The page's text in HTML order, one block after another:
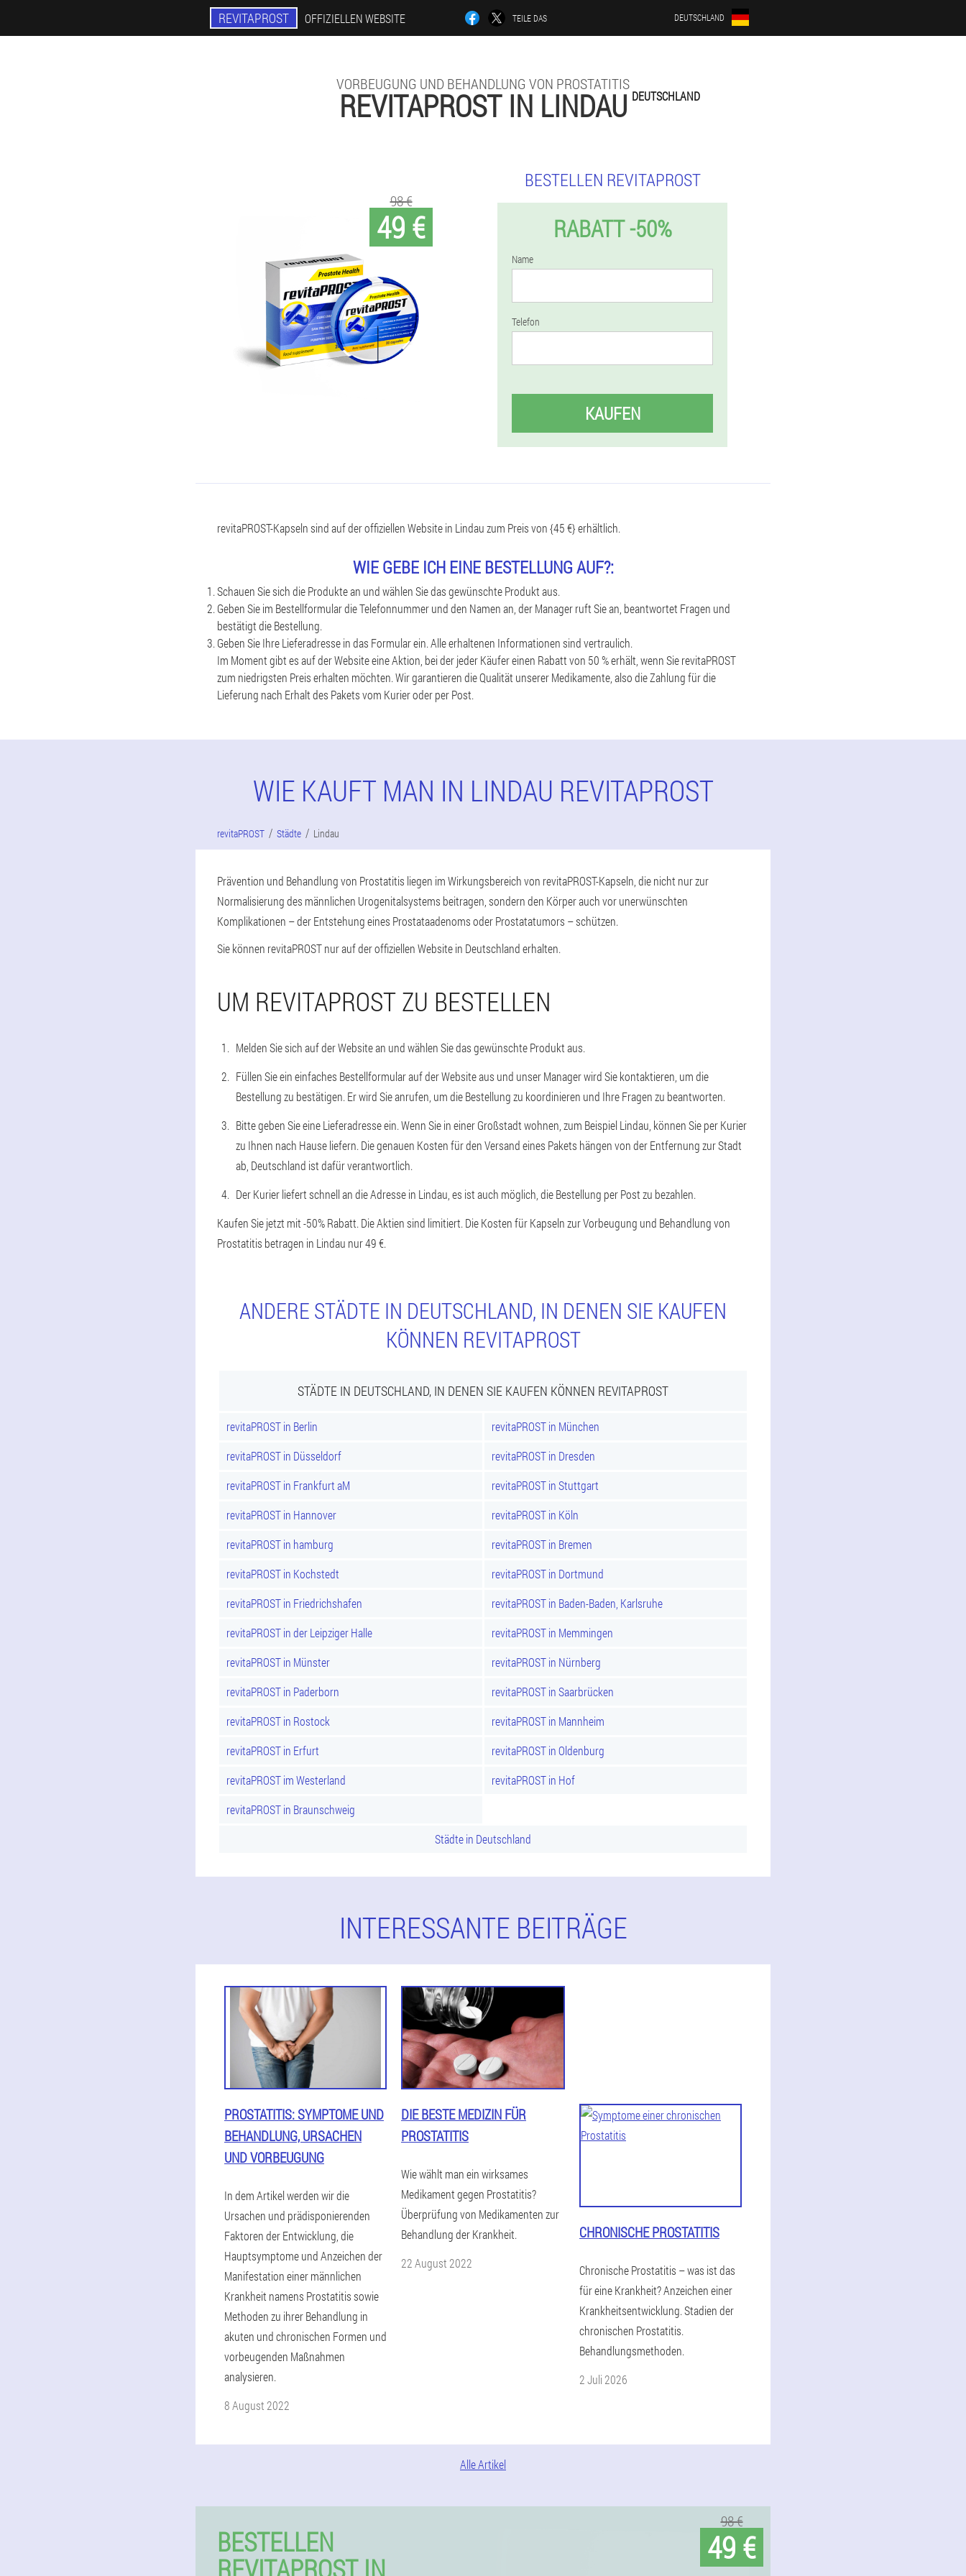
REVITAPROST OFFIZIELLEN WEBSITE TEILE DAS DEUTSCHLAND
VORBEUGUNG UND BEHANDLUNG VON PROSTATITIS
REVITAPROST IN LINDAU DEUTSCHLAND
49 €
98 €
BESTELLEN REVITAPROST
RABATT -50%
Name
Telefon
KAUFEN
revitaPROST-Kapseln sind auf der offiziellen Website in Lindau zum Preis von {45 €} erhältlich.
WIE GEBE ICH EINE BESTELLUNG AUF?:
Schauen Sie sich die Produkte an und wählen Sie das gewünschte Produkt aus.
Geben Sie im Bestellformular die Telefonnummer und den Namen an, der Manager ruft Sie an, beantwortet Fragen und
bestätigt die Bestellung.
Geben Sie Ihre Lieferadresse in das Formular ein. Alle erhaltenen Informationen sind vertraulich.
Im Moment gibt es auf der Website eine Aktion, bei der jeder Käufer einen Rabatt von 50 % erhält, wenn Sie revitaPROST
zum niedrigsten Preis erhalten möchten. Wir garantieren die Qualität unserer Medikamente, also die Zahlung für die
Lieferung nach Erhalt des Pakets vom Kurier oder per Post.
WIE KAUFT MAN IN LINDAU REVITAPROST
revitaPROST Städte Lindau
Prävention und Behandlung von Prostatitis liegen im Wirkungsbereich von revitaPROST-Kapseln, die nicht nur zur
Normalisierung des männlichen Urogenitalsystems beitragen, sondern den Körper auch vor unerwünschten
Komplikationen – der Entstehung eines Prostataadenoms oder Prostatatumors – schützen.
Sie können revitaPROST nur auf der offiziellen Website in Deutschland erhalten.
UM REVITAPROST ZU BESTELLEN
Melden Sie sich auf der Website an und wählen Sie das gewünschte Produkt aus.
Füllen Sie ein einfaches Bestellformular auf der Website aus und unser Manager wird Sie kontaktieren, um die
Bestellung zu bestätigen. Er wird Sie anrufen, um die Bestellung zu koordinieren und Ihre Fragen zu beantworten.
Bitte geben Sie eine Lieferadresse ein. Wenn Sie in einer Großstadt wohnen, zum Beispiel Lindau, können Sie per Kurier
zu Ihnen nach Hause liefern. Die genauen Kosten für den Versand eines Pakets hängen von der Entfernung zur Stadt
ab, Deutschland ist dafür verantwortlich.
Der Kurier liefert schnell an die Adresse in Lindau, es ist auch möglich, die Bestellung per Post zu bezahlen.
Kaufen Sie jetzt mit -50% Rabatt. Die Aktien sind limitiert. Die Kosten für Kapseln zur Vorbeugung und Behandlung von
Prostatitis betragen in Lindau nur 49 €.
ANDERE STÄDTE IN DEUTSCHLAND, IN DENEN SIE KAUFEN
KÖNNEN REVITAPROST
STÄDTE IN DEUTSCHLAND, IN DENEN SIE KAUFEN KÖNNEN REVITAPROST
revitaPROST in Berlin
revitaPROST in München
revitaPROST in Düsseldorf
revitaPROST in Dresden
revitaPROST in Frankfurt aM
revitaPROST in Stuttgart
revitaPROST in Hannover
revitaPROST in Köln
revitaPROST in hamburg
revitaPROST in Bremen
revitaPROST in Kochstedt
revitaPROST in Dortmund
revitaPROST in Friedrichshafen
revitaPROST in Baden-Baden, Karlsruhe
revitaPROST in der Leipziger Halle
revitaPROST in Memmingen
revitaPROST in Münster
revitaPROST in Nürnberg
revitaPROST in Paderborn
revitaPROST in Saarbrücken
revitaPROST in Rostock
revitaPROST in Mannheim
revitaPROST in Erfurt
revitaPROST in Oldenburg
revitaPROST im Westerland
revitaPROST in Hof
revitaPROST in Braunschweig
Städte in Deutschland
INTERESSANTE BEITRÄGE
PROSTATITIS: SYMPTOME UND
BEHANDLUNG, URSACHEN
UND VORBEUGUNG
In dem Artikel werden wir die
Ursachen und prädisponierenden
Faktoren der Entwicklung, die
Hauptsymptome und Anzeichen der
Manifestation einer männlichen
Krankheit namens Prostatitis sowie
Methoden zu ihrer Behandlung in
akuten und chronischen Formen und
vorbeugenden Maßnahmen
analysieren.
8 August 2022
DIE BESTE MEDIZIN FÜR
PROSTATITIS
Wie wählt man ein wirksames
Medikament gegen Prostatitis?
Überprüfung von Medikamenten zur
Behandlung der Krankheit.
22 August 2022
CHRONISCHE PROSTATITIS
Chronische Prostatitis – was ist das
für eine Krankheit? Anzeichen einer
Krankheitsentwicklung. Stadien der
chronischen Prostatitis.
Behandlungsmethoden.
2 Juli 2026
Alle Artikel
BESTELLEN
REVITAPROST IN
98 €
49 €